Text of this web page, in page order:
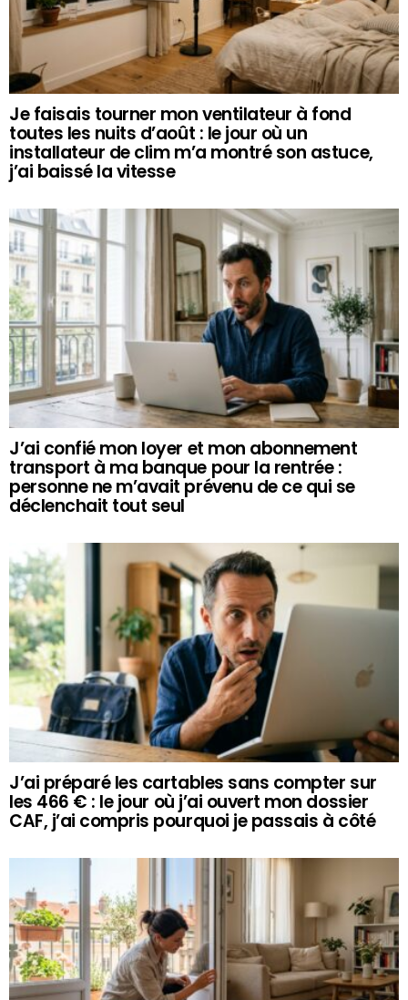
Je faisais tourner mon ventilateur à fond
toutes les nuits d’août : le jour où un
installateur de clim m’a montré son astuce,
j’ai baissé la vitesse
J’ai confié mon loyer et mon abonnement
transport à ma banque pour la rentrée :
personne ne m’avait prévenu de ce qui se
déclenchait tout seul
J’ai préparé les cartables sans compter sur
les 466 € : le jour où j’ai ouvert mon dossier
CAF, j’ai compris pourquoi je passais à côté